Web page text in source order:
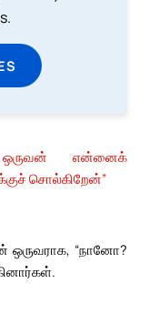
என்னைக்
சொல்கிறேன்”
ஒருவராக, “நானோ?